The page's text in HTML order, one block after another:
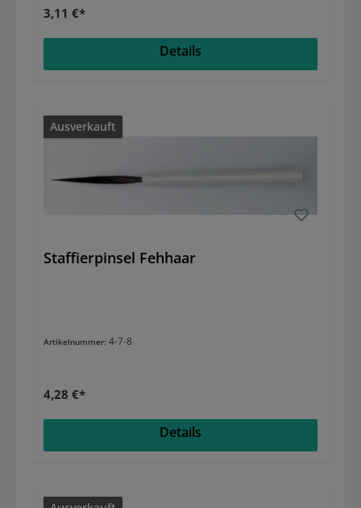
3,11 €*
Details
Ausverkauft
Staffierpinsel Fehhaar
Artikelnummer: 4-7-8
4,28 €*
Details